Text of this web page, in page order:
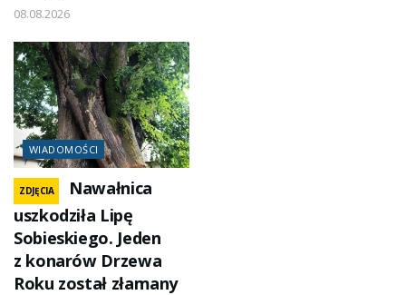
08.08.2026
WIADOMOŚCI
ZDJĘCIA
Nawałnica
uszkodziła Lipę
Sobieskiego. Jeden
z konarów Drzewa
Roku został złamany